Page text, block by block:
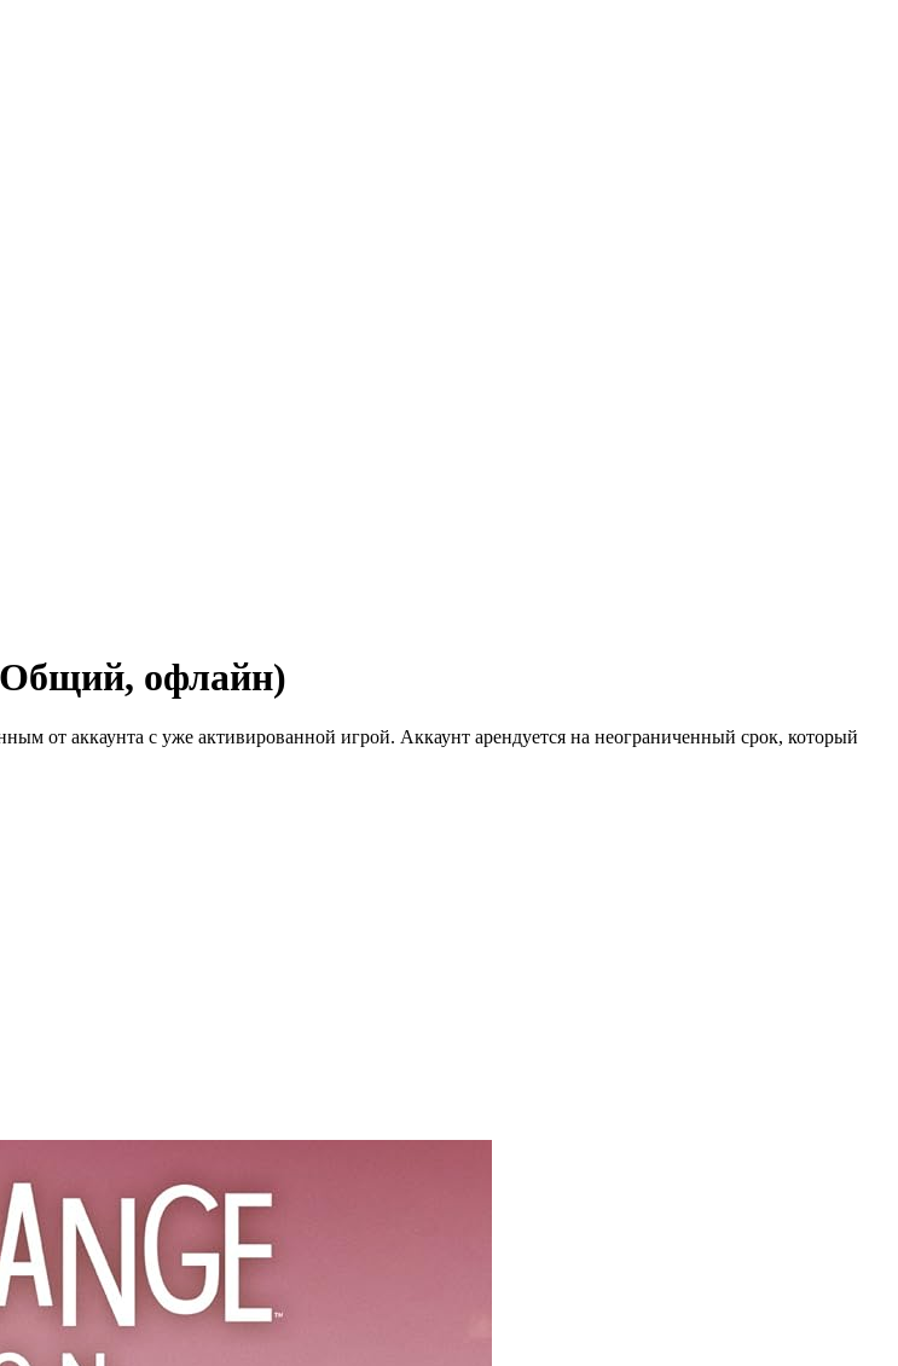
офлайн)
от аккаунта с уже активированной игрой. Аккаунт арендуется на неограниченный срок, который